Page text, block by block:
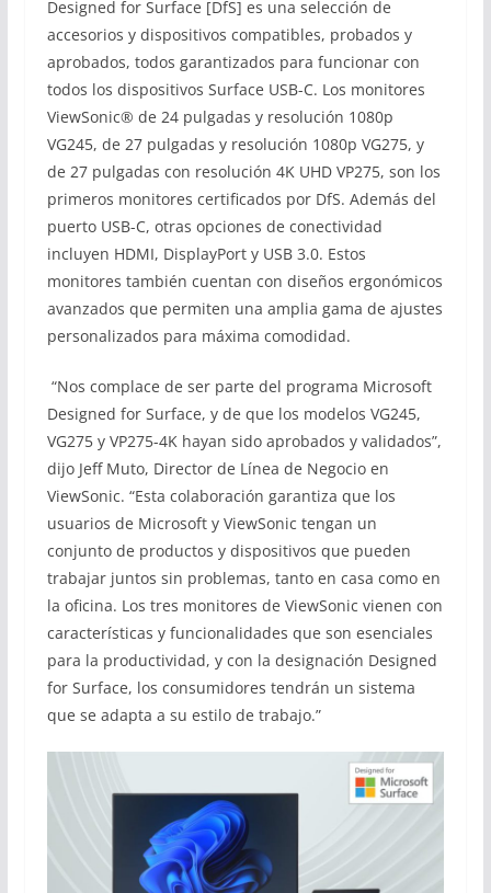
Designed for Surface [DfS] es una selección de
accesorios y dispositivos compatibles, probados y
aprobados, todos garantizados para funcionar con
todos los dispositivos Surface USB-C. Los monitores
ViewSonic® de 24 pulgadas y resolución 1080p
VG245, de 27 pulgadas y resolución 1080p VG275, y
de 27 pulgadas con resolución 4K UHD VP275, son los
primeros monitores certificados por DfS. Además del
puerto USB-C, otras opciones de conectividad
incluyen HDMI, DisplayPort y USB 3.0. Estos
monitores también cuentan con diseños ergonómicos
avanzados que permiten una amplia gama de ajustes
personalizados para máxima comodidad.
“Nos complace de ser parte del programa Microsoft
Designed for Surface, y de que los modelos VG245,
VG275 y VP275-4K hayan sido aprobados y validados”,
dijo Jeff Muto, Director de Línea de Negocio en
ViewSonic. “Esta colaboración garantiza que los
usuarios de Microsoft y ViewSonic tengan un
conjunto de productos y dispositivos que pueden
trabajar juntos sin problemas, tanto en casa como en
la oficina. Los tres monitores de ViewSonic vienen con
características y funcionalidades que son esenciales
para la productividad, y con la designación Designed
for Surface, los consumidores tendrán un sistema
que se adapta a su estilo de trabajo.”